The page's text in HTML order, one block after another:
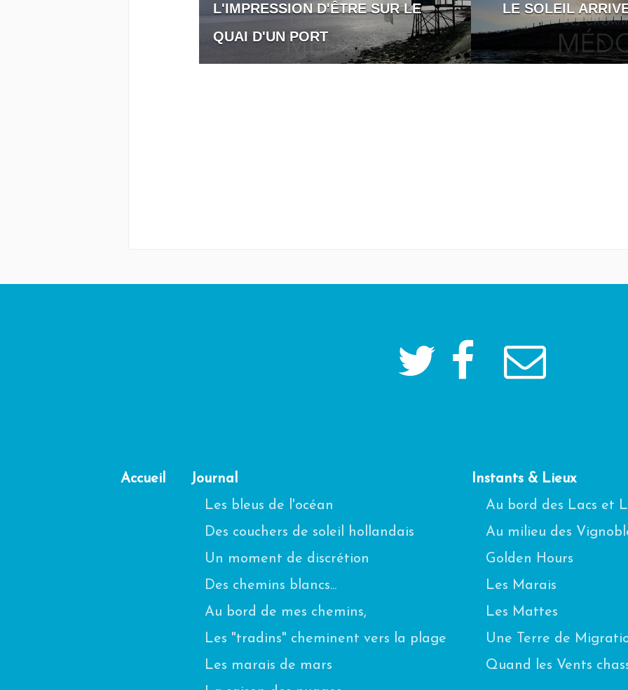
L'IMPRESSION D'ÊTRE SUR LE
QUAI D'UN PORT
LE SOLEIL
Accueil
Journal
Les bleus de l'océan
Des couchers de soleil hollandais
Un moment de discrétion
Des chemins blancs...
Au bord de mes chemins,
Les "tradins" cheminent vers la plage
Les marais de mars
Instants & Lieux
Au bord des Lacs et
Au milieu des
Golden Hours
Les Marais
Les Mattes
Une Terre de
Quand les Vents